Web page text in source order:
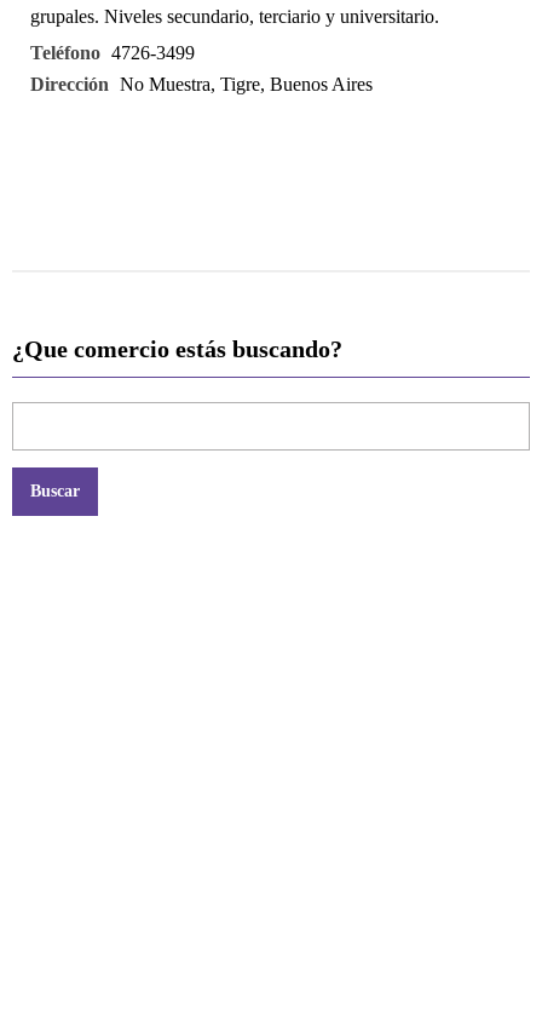
grupales. Niveles secundario, terciario y universitario.
Teléfono 4726-3499
Dirección No Muestra, Tigre, Buenos Aires
¿Que comercio estás buscando?